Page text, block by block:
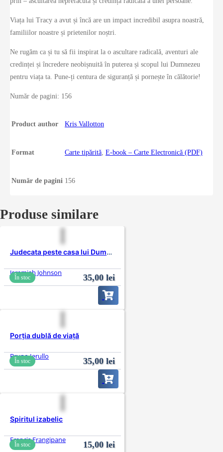
Viața lui Tracy a avut și încă are un impact incredibil asupra noastră,
familiilor noastre și prietenilor noștri.
Ne rugăm ca și tu să fii inspirat la o ascultare radicală, aventuri ale
credinței și încredere neobișnuită în puterea și scopul lui Dumnezeu
pentru viața ta. Pune-ți centura de siguranță și pornește în călătorie!
Număr de pagini: 156
Product author Kris Vallotton
Format Carte tipărită, E-book – Carte Electronică (PDF)
Număr de pagini 156
Produse similare
Judecata peste casa lui Dumnezeu
Jeremiah Johnson
În stoc 35,00 lei
Porția dublă de viață
Bruno Ierullo
În stoc 35,00 lei
Spiritul izabelic
Francis Frangipane
În stoc 15,00 lei